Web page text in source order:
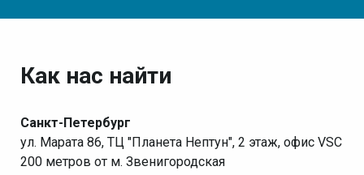
Как нас найти
Санкт-Петербург
ул. Марата 86, ТЦ "Планета Нептун", 2 этаж, офис VSC
200 метров от м. Звенигородская